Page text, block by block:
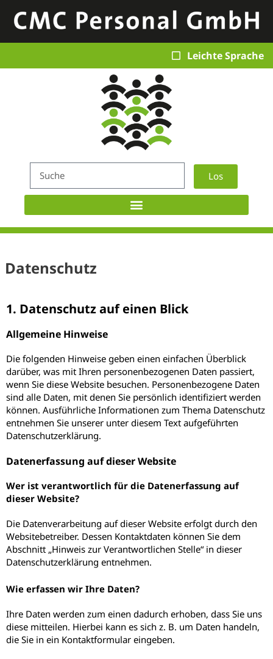
Leichte Sprache
Los
Datenschutz
1. Datenschutz auf einen Blick
Allgemeine Hinweise
Die folgenden Hinweise geben einen einfachen Überblick
darüber, was mit Ihren personenbezogenen Daten passiert,
wenn Sie diese Website besuchen. Personenbezogene Daten
sind alle Daten, mit denen Sie persönlich identifiziert werden
können. Ausführliche Informationen zum Thema Datenschutz
entnehmen Sie unserer unter diesem Text aufgeführten
Datenschutzerklärung.
Datenerfassung auf dieser Website
Wer ist verantwortlich für die Datenerfassung auf
dieser Website?
Die Datenverarbeitung auf dieser Website erfolgt durch den
Websitebetreiber. Dessen Kontaktdaten können Sie dem
Abschnitt „Hinweis zur Verantwortlichen Stelle“ in dieser
Datenschutzerklärung entnehmen.
Wie erfassen wir Ihre Daten?
Ihre Daten werden zum einen dadurch erhoben, dass Sie uns
diese mitteilen. Hierbei kann es sich z. B. um Daten handeln,
die Sie in ein Kontaktformular eingeben.